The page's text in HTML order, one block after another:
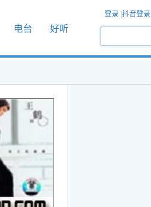
电台 好听
登录 抖音登录